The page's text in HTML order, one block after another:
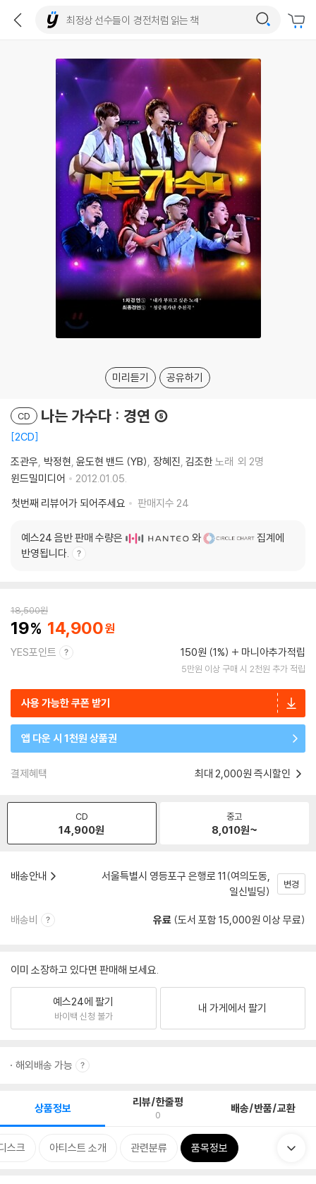
미리듣기 공유하기
CD 나는 가수다 : 경연 ⑤
2CD
조관우 박정현 윤도현 밴드 (YB) 장혜진 김조한 노래 외 2명
윈드밀미디어
2012.01.05.
첫번째 리뷰어가 되어주세요
판매지수 24
예스24 음반 판매 수량은 와
집계에
반영됩니다.
18,500원
19 14,900
YES포인트 150원 (1%) 마니아추가적립
5만원 이상 구매 시 2천원 추가 적립
사용 가능한 쿠폰 받기
앱 다운 시 1천원 상품권
결제혜택 최대 2,000원 즉시할인
CD
14,900원
중고
8,010원~
배송안내
서울특별시 영등포구 은행로 11(여의도동,
일신빌딩)
변경
배송비 유료 (도서 포함 15,000원 이상 무료)
이미 소장하고 있다면 판매해 보세요.
예스24에 팔기
바이백 신청 불가
내 가게에서 팔기
해외배송 가능
상품정보 리뷰/한줄평
0 배송/반품/교환
스크 아티스트 소개 관련분류 품목정보